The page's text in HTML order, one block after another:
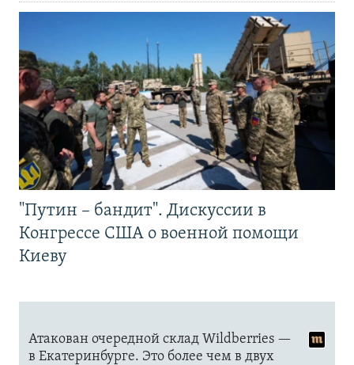
"Путин – бандит". Дискуссии в
Конгрессе США о военной помощи
Киеву